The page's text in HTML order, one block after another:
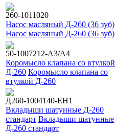
260-1011020
Насос масляный Д-260 (36 зуб)
Насос масляный Д-260 (36 зуб)
50-1007212-А3/А4
Коромысло клапана со втулкой
Д-260 Коромысло клапана со
втулкой Д-260
Д260-1004140-ЕН1
Вкладыши шатунные Д-260
стандарт Вкладыши шатунные
Д-260 стандарт